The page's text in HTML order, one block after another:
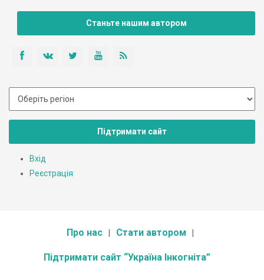
Станьте нашим автором
Підтримати сайт
Вхід
Реєстрація
Про нас Стати автором
Підтримати сайт “Україна Інкогніта”